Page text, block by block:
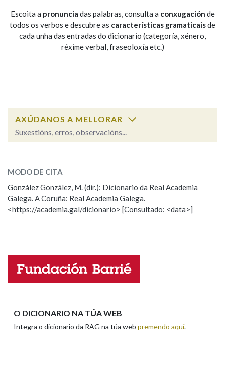
Marcas gramaticais
Escoita a pronuncia das palabras, consulta a conxugación de
todos os verbos e descubre as características gramaticaisde
cada unha das entradas do dicionario (categoría, xénero,
réxime verbal, fraseoloxía etc.)
AXÚDANOS A MELLORAR
Suxestións, erros, observacións...
Observación
Nome
Comentario
MODO DE CITA
González González, M. (dir.): Dicionario da Real Academia
Galega. A Coruña: Real Academia Galega.
<https://academia.gal/dicionario> [Consultado: <data>]
O DICIONARIO NA TÚA WEB
Integra o dicionario da RAG na túa web premendo aquí.